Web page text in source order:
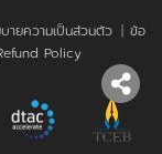
ายความเป็นส่วนตัว | ข้อ
Policy